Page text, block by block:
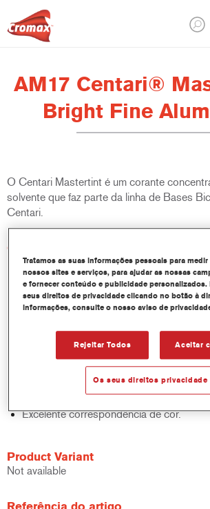
AM17 Centari®
Bright Fine
O Centari Mastertint é um corante
solvente que faz parte da linha de Bases
Centari.
Características do produto
Sistema de pintura em base solvente
fácil utilização.
Um equipamento de mistura único
qualidades de tinta em base solvente -
Fácil administração.
Economiza espaço de armazenamento.
Baseado na comprovada tecnologia de
concentrados Cromax.
Excelente correspondência de cor.
Product Variant
Not available
Referência do artigo
Tratamos as suas informações pessoais para
nossos sites e serviços, para ajudar as nossas
e fornecer conteúdo e publicidade personalizados.
seus direitos de privacidade clicando no botão à
informações, consulte o nosso aviso de
Rejeitar Todos Aceitar
Os seus direitos privacidade